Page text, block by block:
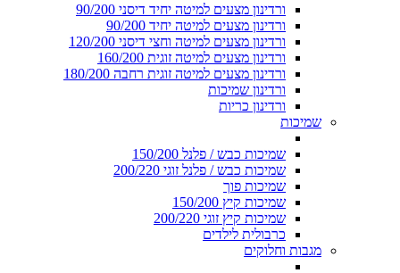
ורדינון מצעים למיטה יחיד דיסני 90/200
ורדינון מצעים למיטה יחיד 90/200
ורדינון מצעים למיטה וחצי דיסני 120/200
ורדינון מצעים למיטה זוגית 160/200
ורדינון מצעים למיטה זוגית רחבה 180/200
ורדינון שמיכות
ורדינון כריות
שמיכות
שמיכות כבש / פלנל 150/200
שמיכות כבש / פלנל זוגי 200/220
שמיכות פוך
שמיכות קיץ 150/200
שמיכות קיץ זוגי 200/220
כרבולית לילדים
מגבות וחלוקים